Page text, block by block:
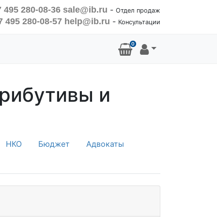
495 280-08-36 sale@ib.ru - Отдел продаж
495 280-08-57 help@ib.ru - Консультации
0
и
НКО Бюджет Адвокаты